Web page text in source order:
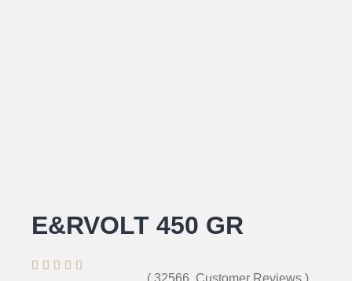
E&RVOLT 450 GR
    
( 32566 Customer Reviews )